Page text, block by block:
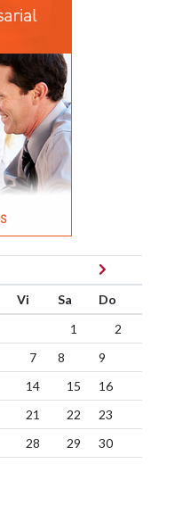
Vi Sa
Do
1
2
7 8
9
14 15
16
21 22
23
28 29
30